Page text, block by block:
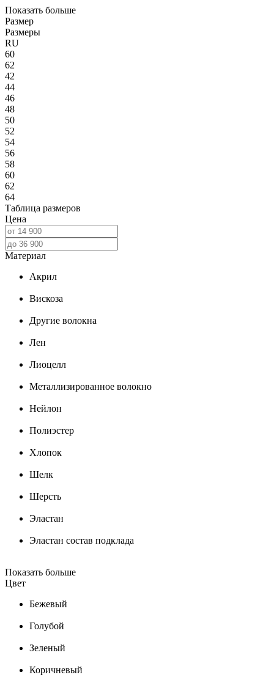
Показать больше
Размер
Размеры
RU
60
62
42
44
46
48
50
52
54
56
58
60
62
64
Таблица размеров
Цена
Материал
Акрил
Вискоза
Другие волокна
Лен
Лиоцелл
Металлизированное волокно
Нейлон
Полиэстер
Хлопок
Шелк
Шерсть
Эластан
Эластан состав подклада
Показать больше
Цвет
Бежевый
Голубой
Зеленый
Коричневый